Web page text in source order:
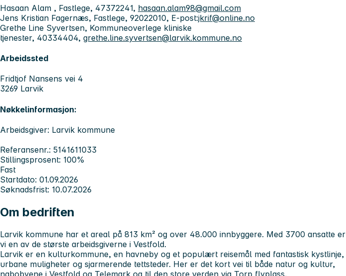
Hasaan Alam , Fastlege, 47372241, hasaan.alam98@gmail.com
Jens Kristian Fagernæs, Fastlege, 92022010, E-post:jkrif@online.no
Grethe Line Syvertsen, Kommuneoverlege kliniske
tjenester, 40334404, grethe.line.syvertsen@larvik.kommune.no
Arbeidssted
Fridtjof Nansens vei 4
3269 Larvik
Nøkkelinformasjon:
Arbeidsgiver: Larvik kommune
Referansenr.: 5141611033
Stillingsprosent: 100%
Fast
Startdato: 01.09.2026
Søknadsfrist: 10.07.2026
Om bedriften
Larvik kommune har et areal på 813 km² og over 48.000 innbyggere. Med 3700 ansatte er
vi en av de største arbeidsgiverne i Vestfold.
Larvik er en kulturkommune, en havneby og et populært reisemål med fantastisk kystlinje,
urbane muligheter og sjarmerende tettsteder. Her er det kort vei til både natur og kultur,
nabobyene i Vestfold og Telemark og til den store verden via Torp flyplass.